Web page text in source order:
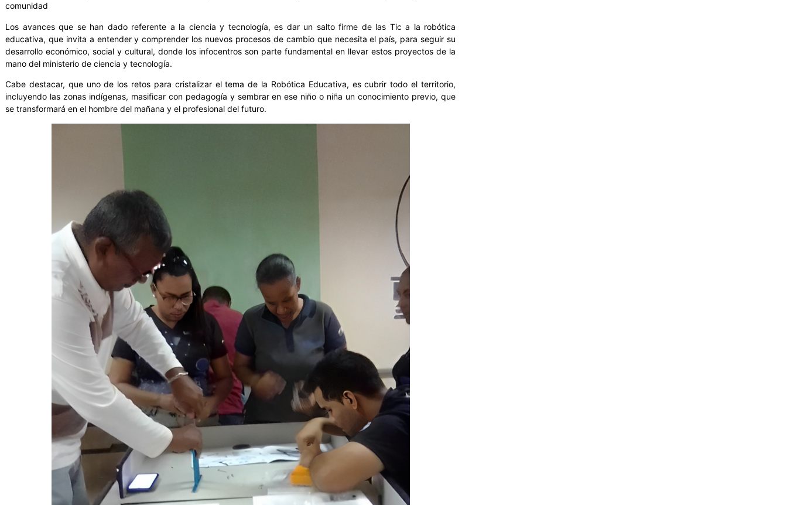
comunidad
Los avances que se han dado referente a la ciencia y tecnología, es dar un salto firme de las Tic a la robótica
educativa, que invita a entender y comprender los nuevos procesos de cambio que necesita el país, para seguir su
desarrollo económico, social y cultural, donde los infocentros son parte fundamental en llevar estos proyectos de la
mano del ministerio de ciencia y tecnología.
Cabe destacar, que uno de los retos para cristalizar el tema de la Robótica Educativa, es cubrir todo el territorio,
incluyendo las zonas indígenas, masificar con pedagogía y sembrar en ese niño o niña un conocimiento previo, que
se transformará en el hombre del mañana y el profesional del futuro.